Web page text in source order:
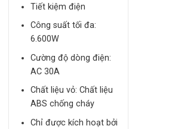
850,000 ₫.
Tiết kiệm điện
Công suất tối đa:
6.600W
Cường độ dòng điện:
AC 30A
Chất liệu vỏ: Chất liệu
ABS chống cháy
Chỉ được kích hoạt bởi